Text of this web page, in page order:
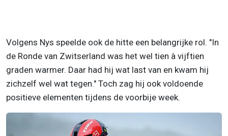
Volgens Nys speelde ook de hitte een belangrijke rol. "In
de Ronde van Zwitserland was het wel tien à vijftien
graden warmer. Daar had hij wat last van en kwam hij
zichzelf wel wat tegen." Toch zag hij ook voldoende
positieve elementen tijdens de voorbije week.